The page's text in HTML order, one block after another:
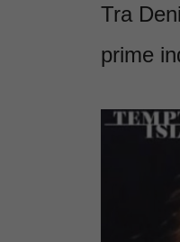
Tra
prime